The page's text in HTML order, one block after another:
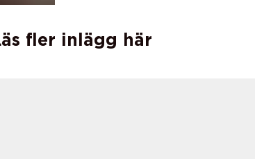
fler inlägg här